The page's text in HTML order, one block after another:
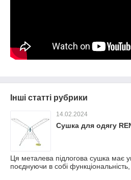
Інші статті рубрики
14.02.2024
Сушка для одягу
Ця металева підлогова сушка має
поєднуючи в собі функціональність,